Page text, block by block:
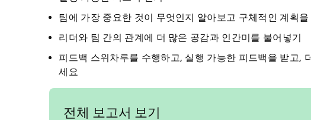
팀에 가장 중요한 것이 무엇인지 알아보고 구체적인 계획을
리더와 팀 간의 관계에 더 많은 공감과 인간미를 불어넣기
피드백 스위차루를 수행하고, 실행 가능한 피드백을 받고,
세요
전체 보고서 보기